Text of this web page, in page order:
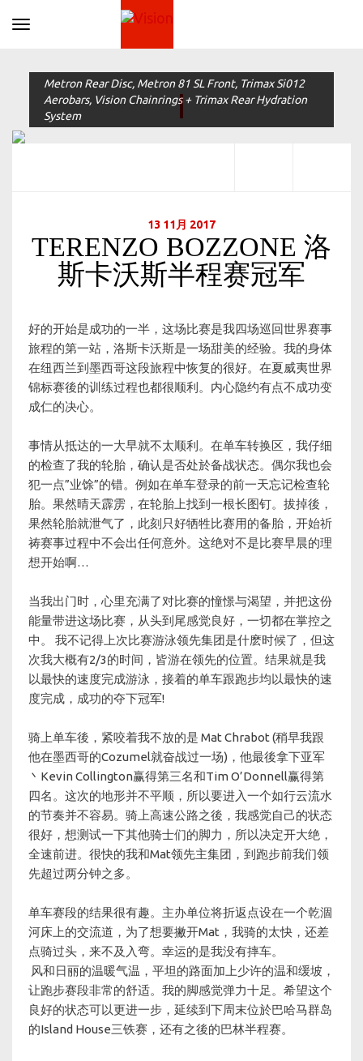
Toggle navigation
Metron Rear Disc, Metron 81 SL Front, Trimax Si012
Aerobars, Vision Chainrings + Trimax Rear Hydration
System
13 11月 2017
TERENZO BOZZONE 洛
斯卡沃斯半程赛冠军
好的开始是成功的一半，这场比赛是我四场巡回世界赛事
旅程的第一站，洛斯卡沃斯是一场甜美的经验。我的身体
在纽西兰到墨西哥这段旅程中恢复的很好。在夏威夷世界
锦标赛後的训练过程也都很顺利。内心隐约有点不成功变
成仁的决心。
事情从抵达的一大早就不太顺利。在单车转换区，我仔细
的检查了我的轮胎，确认是否处於备战状态。偶尔我也会
犯一点”业馀”的错。例如在单车登录的前一天忘记检查轮
胎。果然晴天霹雳，在轮胎上找到一根长图钉。拔掉後，
果然轮胎就泄气了，此刻只好牺牲比赛用的备胎，开始祈
祷赛事过程中不会出任何意外。这绝对不是比赛早晨的理
想开始啊…
当我出门时，心里充满了对比赛的憧憬与渴望，并把这份
能量带进这场比赛，从头到尾感觉良好，一切都在掌控之
中。 我不记得上次比赛游泳领先集团是什麽时候了，但这
次我大概有2/3的时间，皆游在领先的位置。结果就是我
以最快的速度完成游泳，接着的单车跟跑步均以最快的速
度完成，成功的夺下冠军!
骑上单车後，紧咬着我不放的是 Mat Chrabot (稍早我跟
他在墨西哥的Cozumel就奋战过一场)，他最後拿下亚军
丶Kevin Collington赢得第三名和Tim O’Donnell赢得第
四名。这次的地形并不平顺，所以要进入一个如行云流水
的节奏并不容易。骑上高速公路之後，我感觉自己的状态
很好，想测试一下其他骑士们的脚力，所以决定开大绝，
全速前进。很快的我和Mat领先主集团，到跑步前我们领
先超过两分钟之多。
单车赛段的结果很有趣。主办单位将折返点设在一个乾涸
河床上的交流道，为了想要撇开Mat，我骑的太快，还差
点骑过头，来不及入弯。幸运的是我没有摔车。
风和日丽的温暖气温，平坦的路面加上少许的温和缓坡，
让跑步赛段非常的舒适。我的脚感觉弹力十足。希望这个
良好的状态可以更进一步，延续到下周末位於巴哈马群岛
的Island House三铁赛，还有之後的巴林半程赛。